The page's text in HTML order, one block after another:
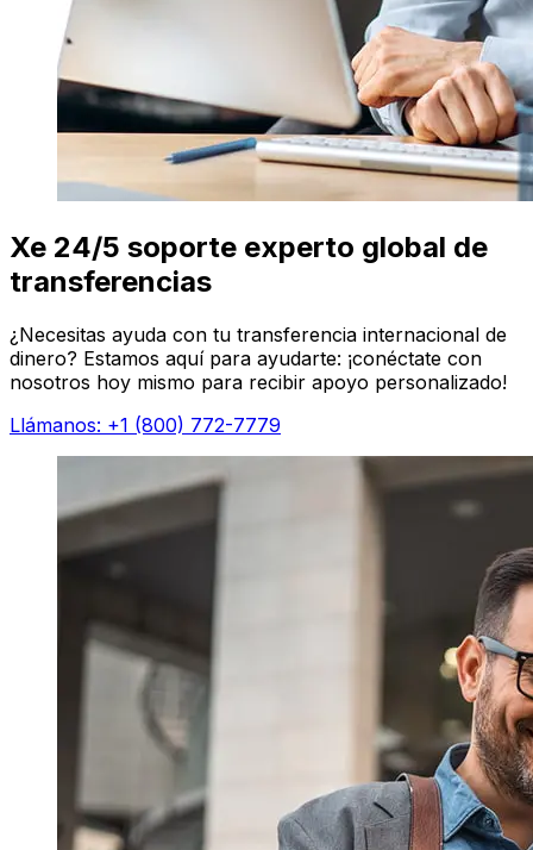
Xe 24/5 soporte experto global de
transferencias
¿Necesitas ayuda con tu transferencia internacional de
dinero? Estamos aquí para ayudarte: ¡conéctate con
nosotros hoy mismo para recibir apoyo personalizado!
Llámanos: +1 (800) 772-7779